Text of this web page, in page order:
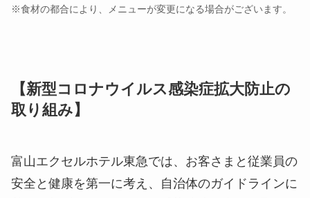
※食材の都合により、メニューが変更になる場合がございます。
【新型コロナウイルス感染症拡大防止の
取り組み】
富山エクセルホテル東急では、お客さまと従業員の
安全と健康を第一に考え、自治体のガイドラインに